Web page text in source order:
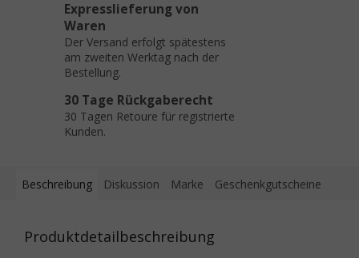
Expresslieferung von
Waren
Der Versand erfolgt spätestens
am zweiten Werktag nach der
Bestellung.
30 Tage Rückgaberecht
30 Tagen Retoure für registrierte
Kunden.
Beschreibung Diskussion Marke Geschenkgutscheine
Produktdetailbeschreibung